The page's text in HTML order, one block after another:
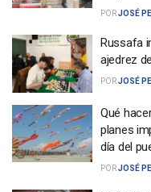
PORJOSÉ
Russafa
ajedrez
PORJOSÉ
Qué
planes
día del
PORJOSÉ